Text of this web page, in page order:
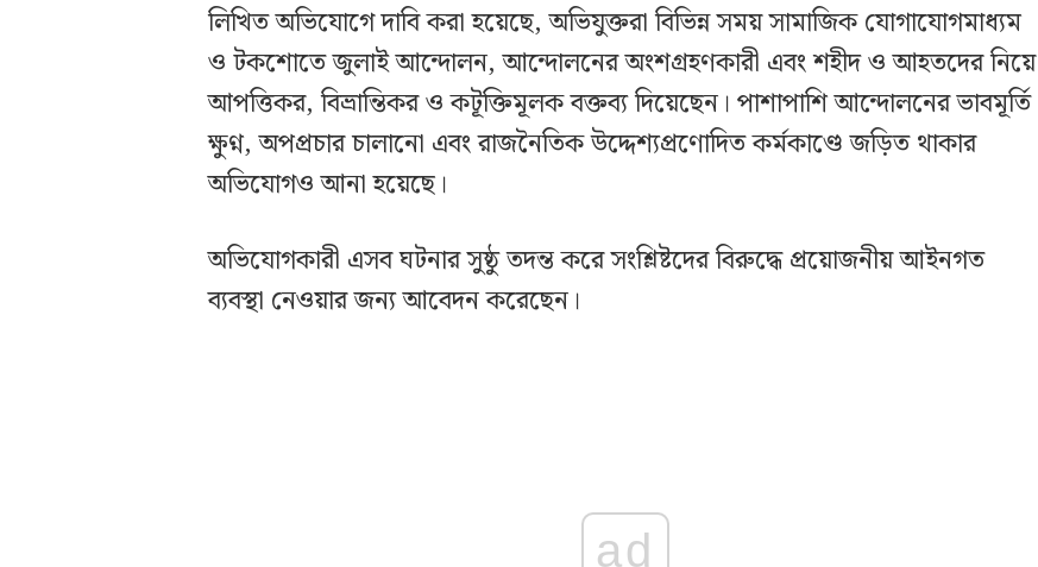
লিখিত অভিযোগে দাবি করা হয়েছে, অভিযুক্তরা বিভিন্ন সময় সামাজিক যোগাযোগমাধ্যম
ও টকশোতে জুলাই আন্দোলন, আন্দোলনের অংশগ্রহণকারী এবং শহীদ ও আহতদের নিয়ে
আপত্তিকর, বিভ্রান্তিকর ও কটূক্তিমূলক বক্তব্য দিয়েছেন। পাশাপাশি আন্দোলনের ভাবমূর্তি
ক্ষুণ্ন, অপপ্রচার চালানো এবং রাজনৈতিক উদ্দেশ্যপ্রণোদিত কর্মকাণ্ডে জড়িত থাকার
অভিযোগও আনা হয়েছে।
অভিযোগকারী এসব ঘটনার সুষ্ঠু তদন্ত করে সংশ্লিষ্টদের বিরুদ্ধে প্রয়োজনীয় আইনগত
ব্যবস্থা নেওয়ার জন্য আবেদন করেছেন।
ad